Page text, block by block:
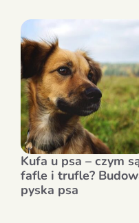
Kufa u psa – czym
fafle i trufle?
pyska psa